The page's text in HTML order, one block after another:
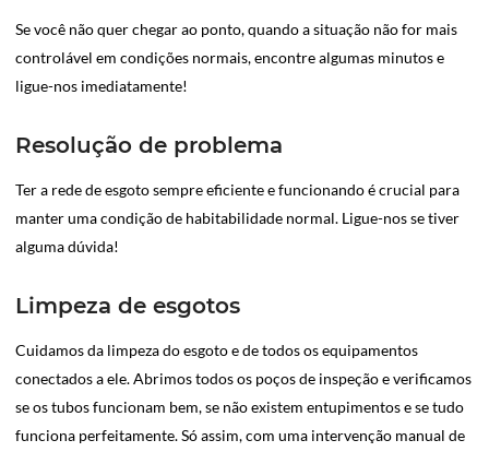
Se você não quer chegar ao ponto, quando a situação não for mais
controlável em condições normais, encontre algumas minutos e
ligue-nos imediatamente!
Resolução de problema
Ter a rede de esgoto sempre eficiente e funcionando é crucial para
manter uma condição de habitabilidade normal. Ligue-nos se tiver
alguma dúvida!
Limpeza de esgotos
Cuidamos da limpeza do esgoto e de todos os equipamentos
conectados a ele. Abrimos todos os poços de inspeção e verificamos
se os tubos funcionam bem, se não existem entupimentos e se tudo
funciona perfeitamente. Só assim, com uma intervenção manual de